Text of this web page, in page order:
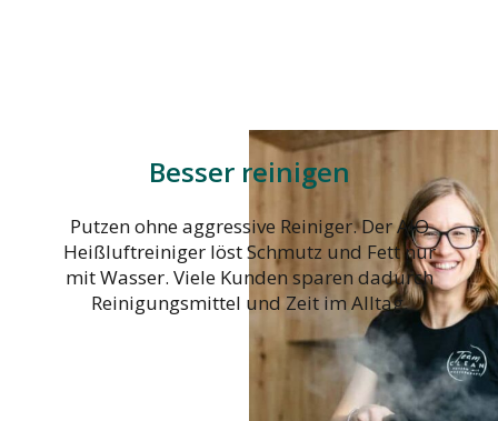
Besser reinigen
Putzen ohne aggressive Reiniger. Der AIO
Heißluftreiniger löst Schmutz und Fett nur
mit Wasser. Viele Kunden sparen dadurch
Reinigungsmittel und Zeit im Alltag.